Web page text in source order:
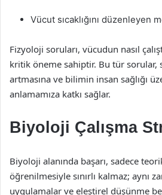
Vücut sıcaklığını düzenleyen
Fizyoloji soruları, vücudun nasıl
kritik öneme sahiptir. Bu tür sorular,
artmasına ve bilimin insan sağlığı
anlamamıza katkı sağlar.
Biyoloji Çalışma
Biyoloji alanında başarı, sadece
öğrenilmesiyle sınırlı kalmaz; aynı
uygulamalar ve eleştirel düşünme